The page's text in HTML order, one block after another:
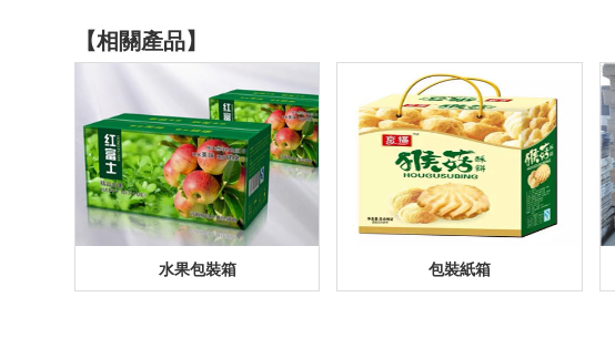
【相關產品】
水果包裝箱 包裝紙箱